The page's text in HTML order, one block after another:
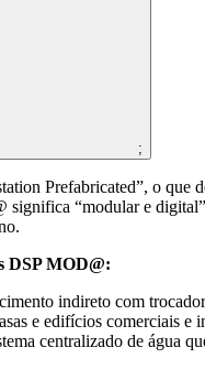
;
Prefabricated”, o que
significa “modular e
DSP MOD@:
indireto com
e edifícios comerciais e
centralizado de água